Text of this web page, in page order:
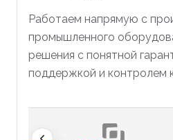
Работаем напрямую с
промышленного
решения с понятной
поддержкой и контролем